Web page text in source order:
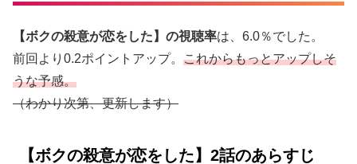
【ボクの殺意が恋をした】の視聴率は、6.0％でした。
前回より0.2ポイントアップ。 これからもっとアップしそ
うな予感。
（わかり次第、更新します）
【ボクの殺意が恋をした】2話のあらすじ